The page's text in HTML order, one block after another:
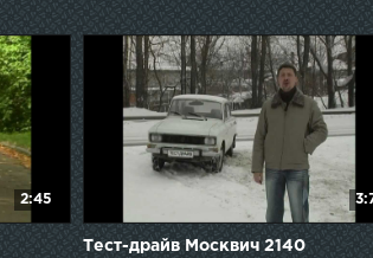
2:45
Тест-драйв Москвич 2140